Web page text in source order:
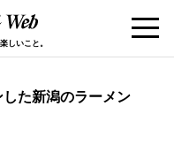
しいこと。
た新潟のラーメン